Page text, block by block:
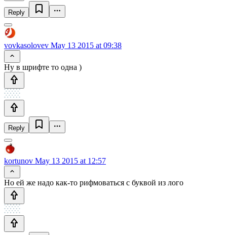
Reply
vovkasolovev May 13 2015 at 09:38
Ну в шрифте то одна )
Reply
kortunov May 13 2015 at 12:57
Но ей же надо как-то рифмоваться с буквой из лого